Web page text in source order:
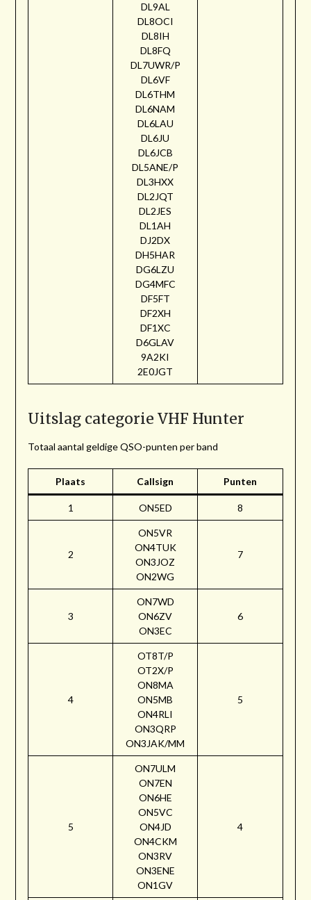
DL9AL
DL8OCI
DL8IH
DL8FQ
DL7UWR/P
DL6VF
DL6THM
DL6NAM
DL6LAU
DL6JU
DL6JCB
DL5ANE/P
DL3HXX
DL2JQT
DL2JES
DL1AH
DJ2DX
DH5HAR
DG6LZU
DG4MFC
DF5FT
DF2XH
DF1XC
D6GLAV
9A2KI
2E0JGT
Uitslag categorie VHF Hunter
Totaal aantal geldige QSO-punten per band
Plaats Callsign Punten
1 ON5ED 8
2
ON5VR
ON4TUK
ON3JOZ
ON2WG
7
3
ON7WD
ON6ZV
ON3EC
6
4
OT8T/P
OT2X/P
ON8MA
ON5MB
ON4RLI
ON3QRP
ON3JAK/MM
5
5
ON7ULM
ON7EN
ON6HE
ON5VC
ON4JD
ON4CKM
ON3RV
ON3ENE
ON1GV
4